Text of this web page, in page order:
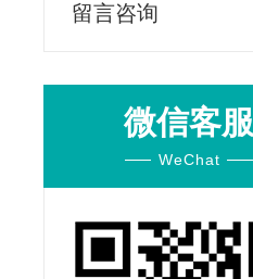
留言咨询
微信客服
WeChat